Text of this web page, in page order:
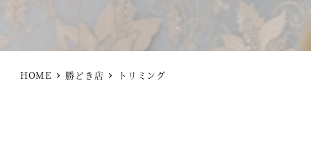
HOME 勝どき店 トリミング